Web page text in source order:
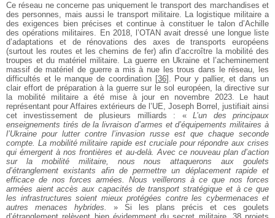
Ce réseau ne concerne pas uniquement le transport des marchandises et
des personnes, mais aussi le transport militaire. La logistique militaire a
des exigences bien précises et continue à constituer le talon d’Achille
des opérations militaires. En 2018, l’OTAN avait dressé une longue liste
d’adaptations et de rénovations des axes de transports européens
(surtout les routes et les chemins de fer) afin d’accroître la mobilité des
troupes et du matériel militaire. La guerre en Ukraine et l’acheminement
massif de matériel de guerre a mis à nue les trous dans le réseau, les
difficultés et le manque de coordination[36] . Pour y pallier, et dans un
clair effort de préparation à la guerre sur le sol européen, la directive sur
la mobilité militaire a été mise à jour en novembre 2023. Le haut
représentant pour Affaires extérieurs de l’UE, Joseph Borrel, justifiait ainsi
cet investissement de plusieurs milliards : «L’un des principaux
enseignements tirés de la livraison d’armes et d’équipements militaires à
l’Ukraine pour lutter contre l’invasion russe est que chaque seconde
compte. La mobilité militaire rapide est cruciale pour répondre aux crises
qui émergent à nos frontières et au-delà. Avec ce nouveau plan d’action
sur la mobilité militaire, nous nous attaquerons aux goulets
d’étranglement existants afin de permettre un déplacement rapide et
efficace de nos forces armées. Nous veillerons à ce que nos forces
armées aient accès aux capacités de transport stratégique et à ce que
les infrastructures soient mieux protégées contre les cybermenaces et
autres menaces hybrides.
» Si les plans précis et ces goulets